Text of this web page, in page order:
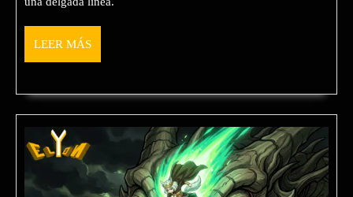
LEER MÁSLEER
MÁS